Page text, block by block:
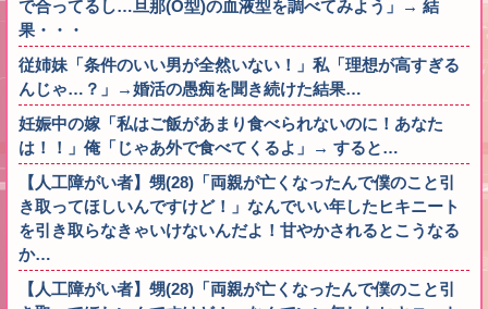
で合ってるし…旦那(O型)の血液型を調べてみよう」→ 結
果・・・
従姉妹「条件のいい男が全然いない！」私「理想が高すぎる
んじゃ…？」→婚活の愚痴を聞き続けた結果…
妊娠中の嫁「私はご飯があまり食べられないのに！あなた
は！！」俺「じゃあ外で食べてくるよ」→ すると…
【人工障がい者】甥(28)「両親が亡くなったんで僕のこと引
き取ってほしいんですけど！」なんでいい年したヒキニート
を引き取らなきゃいけないんだよ！甘やかされるとこうなる
か…
【人工障がい者】甥(28)「両親が亡くなったんで僕のこと引